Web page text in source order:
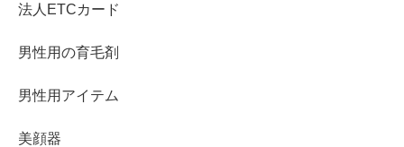
法人ETCカード
男性用の育毛剤
男性用アイテム
美顔器